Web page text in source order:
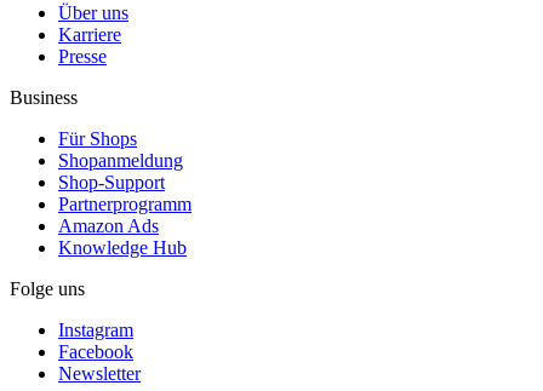
Über uns
Karriere
Presse
Business
Für Shops
Shopanmeldung
Shop-Support
Partnerprogramm
Amazon Ads
Knowledge Hub
Folge uns
Instagram
Facebook
Newsletter